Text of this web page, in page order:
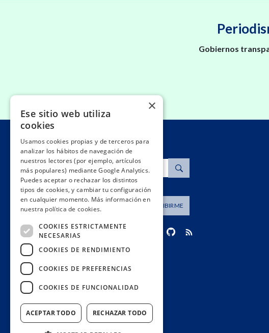
Gobiernos
Buscar
Dirección de correo SUSCRIBIRME
contacto@civio.es
×
Ese sitio web utiliza
cookies
Usamos cookies propias y de terceros para
analizar los hábitos de navegación de
nuestros lectores (por ejemplo, artículos
más populares) mediante Google Analytics.
Puedes aceptar o rechazar los distintos
tipos de cookies, y cambiar tu configuración
en cualquier momento. Más información en
nuestra política de cookies.
COOKIES ESTRICTAMENTE
NECESARIAS
COOKIES DE RENDIMIENTO
COOKIES DE PREFERENCIAS
COOKIES DE FUNCIONALIDAD
ACEPTAR TODO RECHAZAR TODO